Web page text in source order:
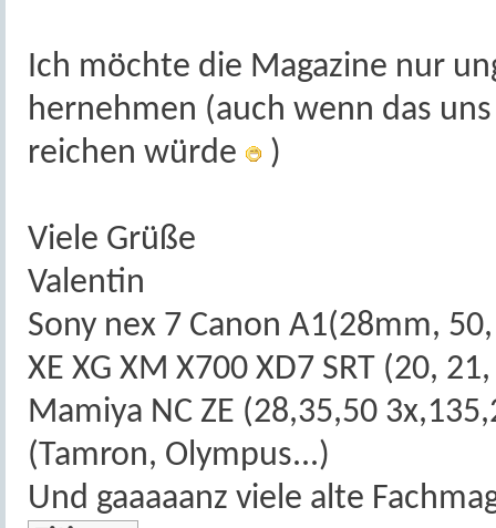
Ich möchte die Magazine nur
hernehmen (auch wenn das
reichen würde
)
Viele Grüße
Valentin
Sony nex 7 Canon A1(28mm,
XE XG XM X700 XD7 SRT (20,
Mamiya NC ZE (28,35,50
(Tamron, Olympus...)
Und gaaaaanz viele alte